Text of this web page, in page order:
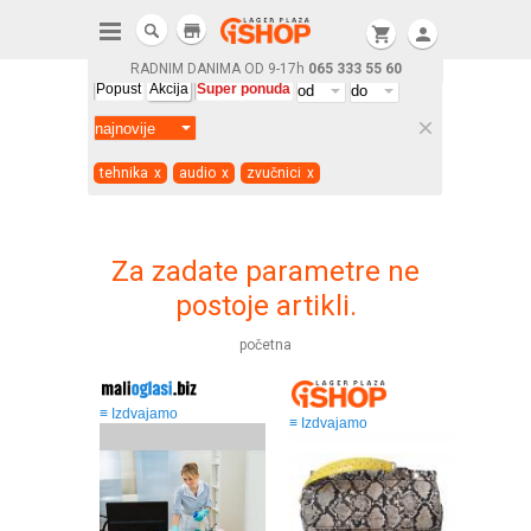
RADNIM DANIMA OD 9-17h 065 333 55 60
shopping_cart person
store
Popust Akcija Super ponuda
clear
tehnika x audio x zvučnici x
Za zadate parametre ne
postoje artikli.
početna